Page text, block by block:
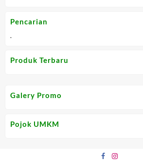
Pencarian
.
Produk Terbaru
Galery Promo
Pojok UMKM